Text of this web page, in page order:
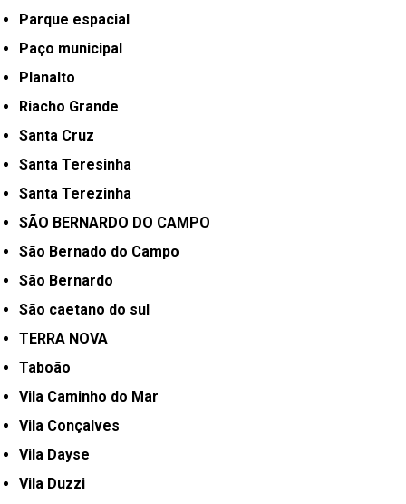
Parque espacial
Paço municipal
Planalto
Riacho Grande
Santa Cruz
Santa Teresinha
Santa Terezinha
SÃO BERNARDO DO CAMPO
São Bernado do Campo
São Bernardo
São caetano do sul
TERRA NOVA
Taboão
Vila Caminho do Mar
Vila Conçalves
Vila Dayse
Vila Duzzi